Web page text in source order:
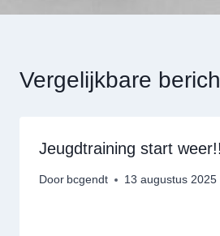
Vergelijkbare
Jeugdtraining start
Door bcgendt 13 augustus 2025